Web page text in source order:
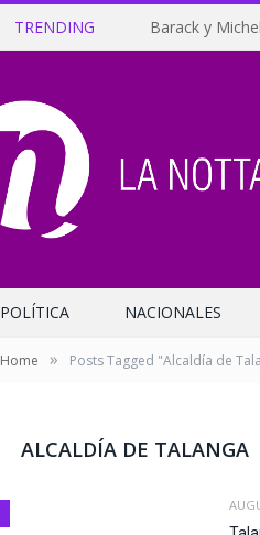
TRENDING Barack y
POLÍTICA NACIONALES
Home » Posts Tagged "Alcaldía de
ALCALDÍA DE TALANGA